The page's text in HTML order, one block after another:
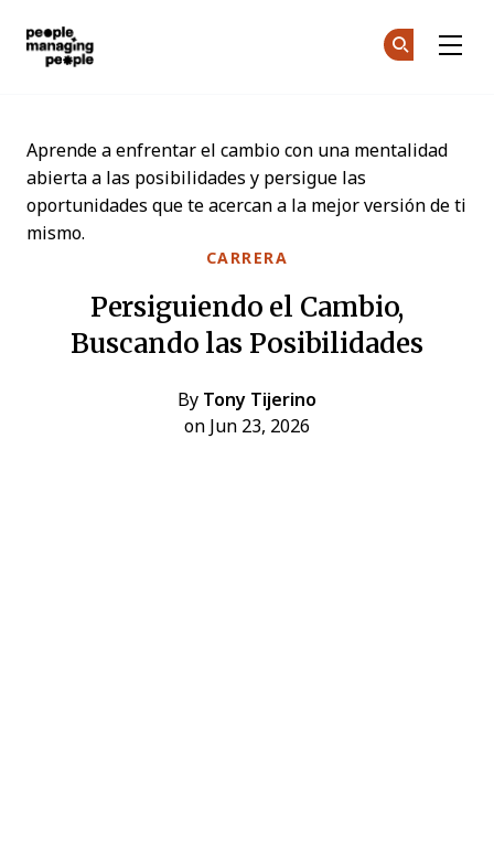
CARRERA
Persiguiendo el Cambio,
Buscando las Posibilidades
By Tony Tijerino
on Jun 23, 2026
Aprende a enfrentar el cambio con una mentalidad
abierta a las posibilidades y persigue las
oportunidades que te acercan a la mejor versión de ti
mismo.